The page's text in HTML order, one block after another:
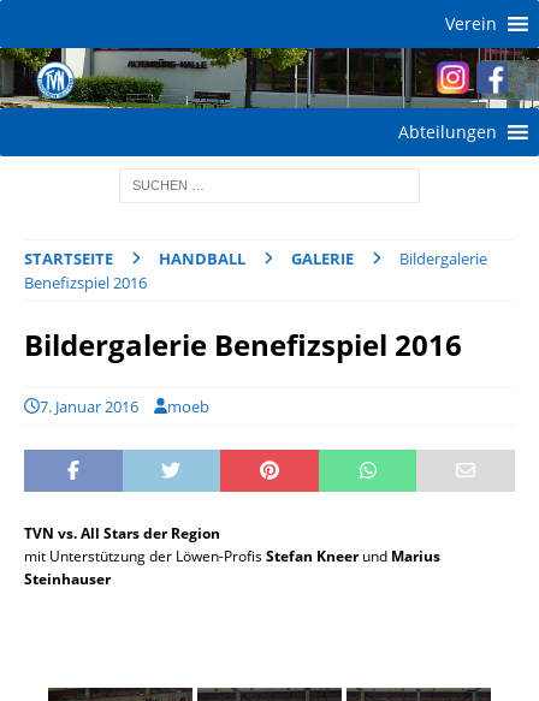
Verein
Abteilungen
STARTSEITE HANDBALL GALERIE
Bildergalerie
Benefizspiel 2016
Bildergalerie Benefizspiel 2016
7. Januar 2016 moeb
TVN vs. All Stars der Region
mit Unterstützung der Löwen-ProfisStefan Kneerund Marius
Steinhauser